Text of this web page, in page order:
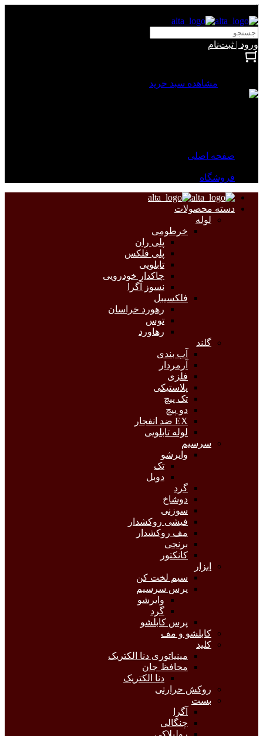
ورود | ثبت‌نام
مشاهده سبد خرید
صفحه اصلی
فروشگاه
دسته محصولات
لوله
خرطومی
پلی ران
پلی فلکس
تابلویی
چاکدار خودرویی
نسوز آگرا
فلکسیبل
رهورد خراسان
توس
رهاورد
گلند
آب بندی
آرمردار
فلزی
پلاستیکی
تک پیچ
دو پیچ
EX ضد انفجار
لوله تابلویی
سرسیم
وایرشو
تک
دوبل
گرد
دوشاخ
سوزنی
فیشی روکشدار
مف روکشدار
برنجی
کانکتور
ابزار
سیم لخت کن
پرس سرسیم
وایرشو
گرد
پرس کابلشو
کابلشو و مف
کلید
مینیاتوری دنا الکتریک
محافظ جان
دنا الکتریک
روکش حرارتی
بست
آگرا
چنگالی
رولپلاکی